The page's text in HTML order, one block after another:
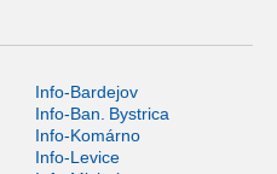
Info-Bardejov
Info-Ban. Bystrica
Info-Komárno
Info-Levice